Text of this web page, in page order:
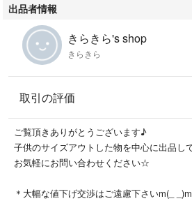
出品者情報
きらきら's shop
きらきら
取引の評価
ご覧頂きありがとうございます♪
子供のサイズアウトした物を中心に出品し
お気軽にお問い合わせください☆
＊大幅な値下げ交渉はご遠慮下さいm(_ _)m